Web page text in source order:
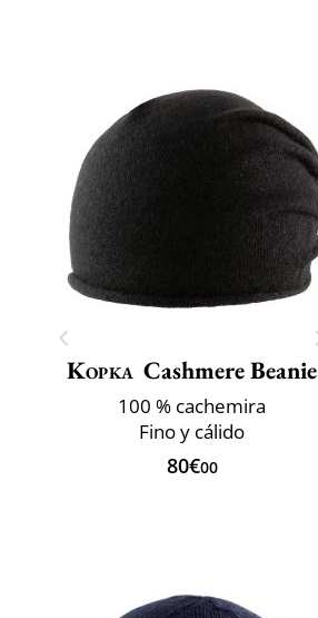
Kopka Cashmere Beanie
100 % cachemira
Fino y cálido
80€00